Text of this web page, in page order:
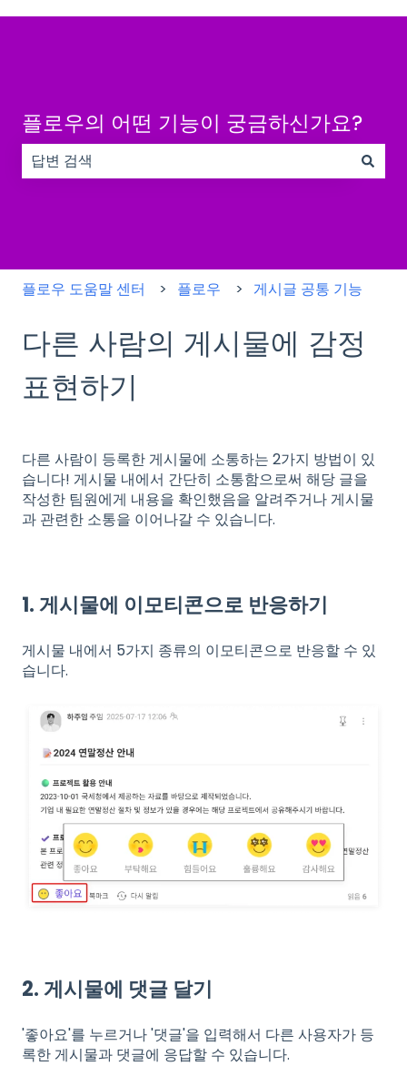
플로우의 어떤 기능이 궁금하신가요?
플로우 도움말 센터 플로우 게시글 공통 기능
다른 사람의 게시물에 감정
표현하기
다른 사람이 등록한 게시물에 소통하는 2가지 방법이 있
습니다! 게시물 내에서 간단히 소통함으로써 해당 글을
작성한 팀원에게 내용을 확인했음을 알려주거나 게시물
과 관련한 소통을 이어나갈 수 있습니다.
1. 게시물에 이모티콘으로 반응하기
게시물 내에서 5가지 종류의 이모티콘으로 반응할 수 있
습니다.
2. 게시물에 댓글 달기
'좋아요'를 누르거나 '댓글'을 입력해서 다른 사용자가 등
록한 게시물과 댓글에 응답할 수 있습니다.